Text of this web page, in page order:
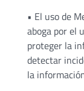
• El uso de
aboga por el
proteger la
detectar
la